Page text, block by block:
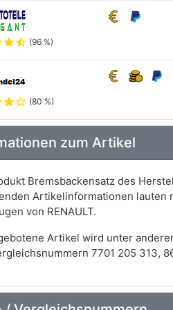
starstar_half (96 %)
starstar_outline (80 %)
zum Artikel
Bremsbackensatz des
Artikelinformationen lauten
von RENAULT.
Artikel wird unter
7701 205 313,